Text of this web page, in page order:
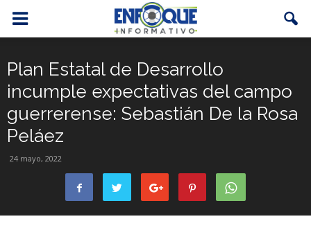
Plan Estatal de Desarrollo
incumple expectativas del campo
guerrerense: Sebastián De la Rosa
Peláez
24 mayo, 2022